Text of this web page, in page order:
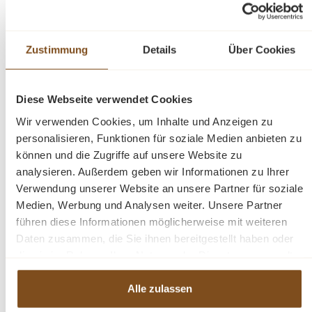
Zustimmung Details Über Cookies
Diese Webseite verwendet Cookies
Wir verwenden Cookies, um Inhalte und Anzeigen zu
personalisieren, Funktionen für soziale Medien anbieten zu
können und die Zugriffe auf unsere Website zu
analysieren. Außerdem geben wir Informationen zu Ihrer
Verwendung unserer Website an unsere Partner für soziale
Medien, Werbung und Analysen weiter. Unsere Partner
führen diese Informationen möglicherweise mit weiteren
Daten zusammen, die Sie ihnen bereitgestellt haben oder
haben.
Alle zulassen
Platz für Dekoration bietet. Diese Vitrine im
prägenden Eindruck hinterlässt und eine gute
Figur macht. Entdecken Sie die ideale Verbindung
Funktionalität und Ästhetik.
Abmessungen: H: 220 cm, B: 75cm, T: 40 cm
Landhaus-Stil
massives Kiefernholz
Farben innen und aussen wählbar
montiert